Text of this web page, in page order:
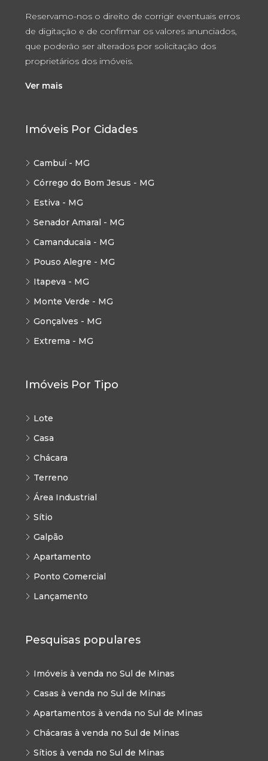
Reservamo-nos o direito de corrigir eventuais erros
de digitação e de confirmar os valores anunciados,
que poderão ser alterados por solicitação dos
proprietários dos imóveis.
Ver mais
Imóveis Por Cidades
Cambuí - MG
Córrego do Bom Jesus - MG
Estiva - MG
Senador Amaral - MG
Camanducaia - MG
Pouso Alegre - MG
Itapeva - MG
Monte Verde - MG
Gonçalves - MG
Extrema - MG
Imóveis Por Tipo
Lote
Casa
Chácara
Terreno
Área Industrial
Sítio
Galpão
Apartamento
Ponto Comercial
Lançamento
Pesquisas populares
Imóveis à venda no Sul de Minas
Casas à venda no Sul de Minas
Apartamentos à venda no Sul de Minas
Chácaras à venda no Sul de Minas
Sítios à venda no Sul de Minas